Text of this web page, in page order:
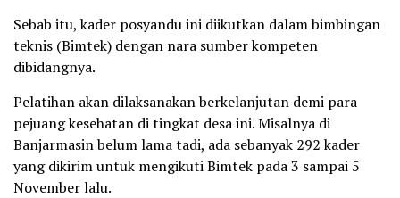
Sebab itu, kader posyandu ini diikutkan dalam bimbingan
teknis (Bimtek) dengan nara sumber kompeten
dibidangnya.
Pelatihan akan dilaksanakan berkelanjutan demi para
pejuang kesehatan di tingkat desa ini. Misalnya di
Banjarmasin belum lama tadi, ada sebanyak 292 kader
yang dikirim untuk mengikuti Bimtek pada 3 sampai 5
November lalu.